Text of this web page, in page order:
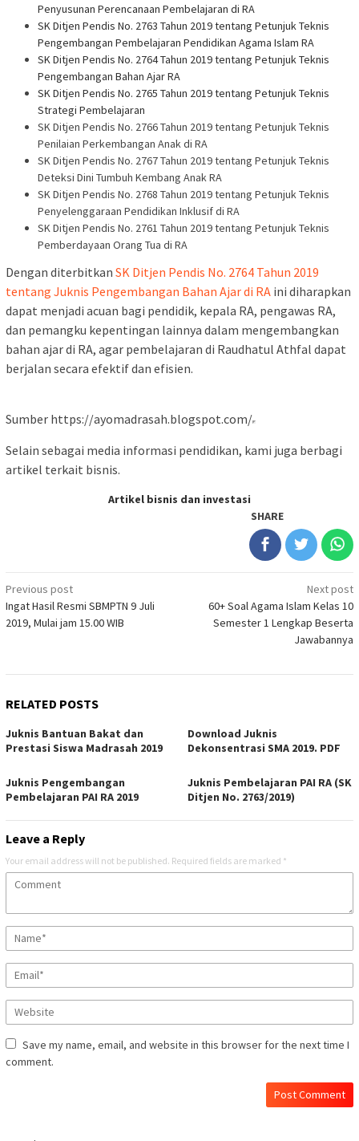
Penyusunan Perencanaan Pembelajaran di RA
SK Ditjen Pendis No. 2763 Tahun 2019 tentang Petunjuk Teknis
Pengembangan Pembelajaran Pendidikan Agama Islam RA
SK Ditjen Pendis No. 2764 Tahun 2019 tentang Petunjuk Teknis
Pengembangan Bahan Ajar RA
SK Ditjen Pendis No. 2765 Tahun 2019 tentang Petunjuk Teknis
Strategi Pembelajaran
SK Ditjen Pendis No. 2766 Tahun 2019 tentang Petunjuk Teknis
Penilaian Perkembangan Anak di RA
SK Ditjen Pendis No. 2767 Tahun 2019 tentang Petunjuk Teknis
Deteksi Dini Tumbuh Kembang Anak RA
SK Ditjen Pendis No. 2768 Tahun 2019 tentang Petunjuk Teknis
Penyelenggaraan Pendidikan Inklusif di RA
SK Ditjen Pendis No. 2761 Tahun 2019 tentang Petunjuk Teknis
Pemberdayaan Orang Tua di RA
Dengan diterbitkan SK Ditjen Pendis No. 2764 Tahun 2019
tentang Juknis Pengembangan Bahan Ajar di RA ini diharapkan
dapat menjadi acuan bagi pendidik, kepala RA, pengawas RA,
dan pemangku kepentingan lainnya dalam mengembangkan
bahan ajar di RA, agar pembelajaran di Raudhatul Athfal dapat
berjalan secara efektif dan efisien.
Sumber https://ayomadrasah.blogspot.com/
Selain sebagai media informasi pendidikan, kami juga berbagi
artikel terkait bisnis.
Artikel bisnis dan investasi
SHARE
Post
navigation
Previous post
Ingat Hasil Resmi SBMPTN 9 Juli
2019, Mulai jam 15.00 WIB
Next post
60+ Soal Agama Islam Kelas 10
Semester 1 Lengkap Beserta
Jawabannya
RELATED POSTS
Juknis Bantuan Bakat dan
Prestasi Siswa Madrasah 2019
Download Juknis
Dekonsentrasi SMA 2019. PDF
Juknis Pengembangan
Pembelajaran PAI RA 2019
Juknis Pembelajaran PAI RA (SK
Ditjen No. 2763/2019)
Leave a Reply
Your email address will not be published. Required fields are marked *
Save my name, email, and website in this browser for the next time I
comment.